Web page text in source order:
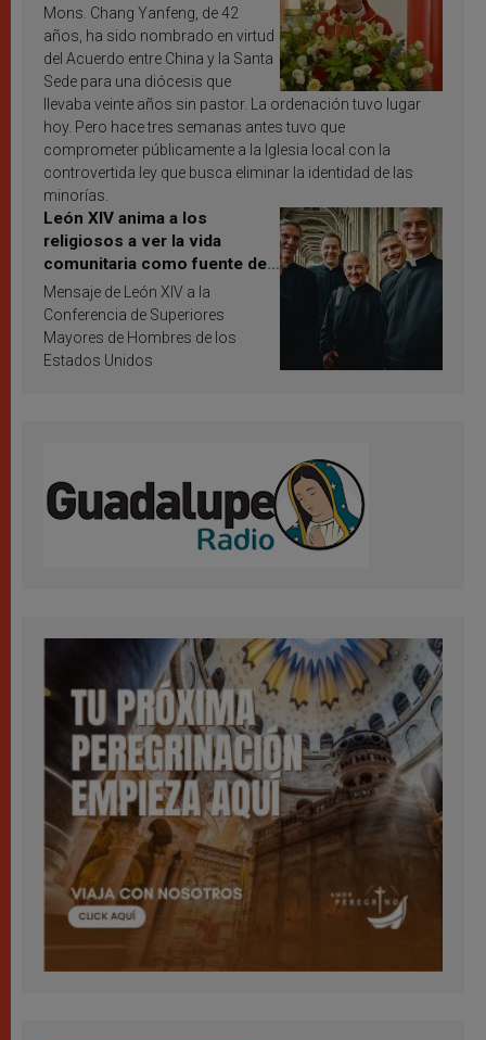
Mons. Chang Yanfeng, de 42
años, ha sido nombrado en virtud
del Acuerdo entre China y la Santa
Sede para una diócesis que
llevaba veinte años sin pastor. La ordenación tuvo lugar
hoy. Pero hace tres semanas antes tuvo que
comprometer públicamente a la Iglesia local con la
controvertida ley que busca eliminar la identidad de las
minorías.
León XIV anima a los
religiosos a ver la vida
comunitaria como fuente de
inspiración y santificación
Mensaje de León XIV a la
Conferencia de Superiores
Mayores de Hombres de los
Estados Unidos